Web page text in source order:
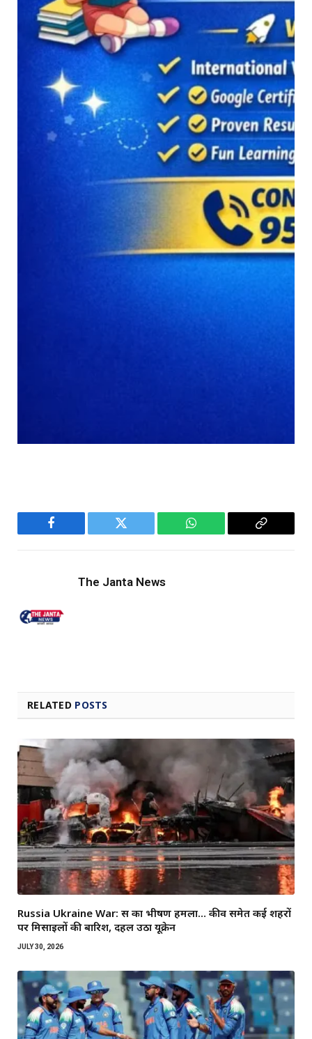
Facebook Twitter WhatsApp
Copy
The Janta News
RELATED POSTS
Russia Ukraine War: रूस का भीषण हमला… कीव समेत कई शहरों
पर मिसाइलों की बारिश, दहल उठा यूक्रेन
JULY 30, 2026